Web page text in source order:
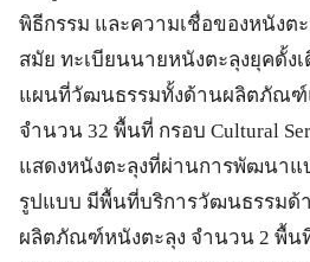
พิธีกรรม และความเชื่อของหนังต
สมัย ทะเบียนนายหนังตะลุงยุคดั้ง
แผนที่วัฒนธรรมทั้งด้านผลิตภัณฑ์
จำนวน 32 พื้นที่ กรอบ Cultural
แสดงหนังตะลุงที่ผ่านการพัฒนาแ
รูปแบบ มีพื้นที่บริการวัฒนธรรมด้
ผลิตภัณฑ์หนังตะลุง จำนวน 2 พื้น